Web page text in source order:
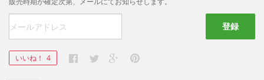
登録
いいね！ 4